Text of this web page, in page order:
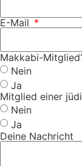
E-Mail
Makkabi-
Nein
Ja
Mitglied einer
Nein
Ja
Deine Nachricht